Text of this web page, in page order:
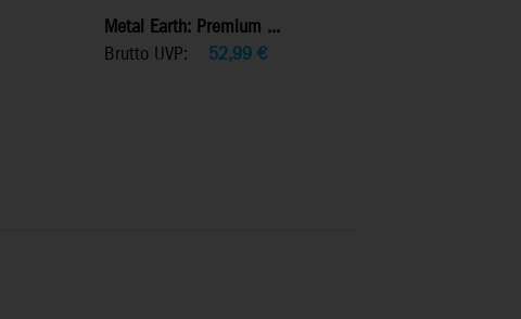
Metal Earth: Premium ...
Brutto UVP:
52,99€